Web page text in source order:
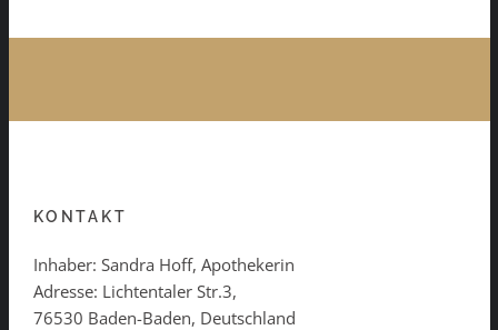
KONTAKT
Inhaber: Sandra Hoff, Apothekerin
Adresse: Lichtentaler Str.3,
76530 Baden-Baden, Deutschland